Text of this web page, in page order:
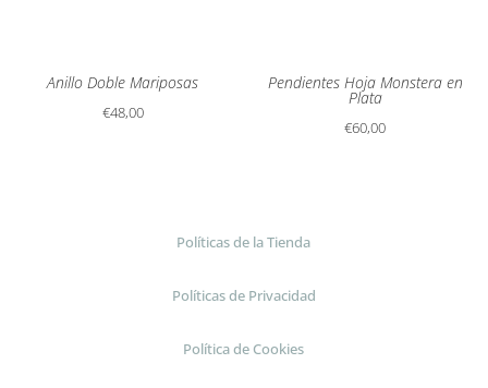
Anillo Doble Mariposas
€48,00
Pendientes Hoja Monstera en
Plata
€60,00
Políticas de la Tienda
Políticas de Privacidad
Política de Cookies